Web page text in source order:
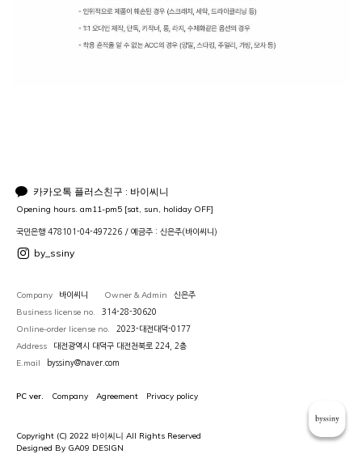
카카오톡 플러스친구 : 바이씨니
Opening hours. am11-pm5 [sat, sun, holiday OFF]
국민은행 478101-04-497226 / 예금주 : 신은주(바이씨니)
by_ssiny
Company 바이씨니 Owner & Admin 신은주
Business license no. 314-28-30620
Online-order license no. 2023-대전대덕-0177
Address 대전광역시 대덕구 대전천북로 224, 2층
E.mail byssiny@naver.com
PC ver. Company Agreement Privacy policy
Copyright (C) 2022 바이씨니 All Rights Reserved
Designed By GA09 DESIGN